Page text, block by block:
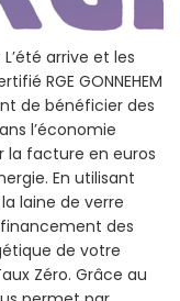
arrive et les
RGE GONNEHEM
de bénéficier des
l’économie
la facture en euros
En utilisant
laine de verre
des
de votre
Zéro. Grâce au